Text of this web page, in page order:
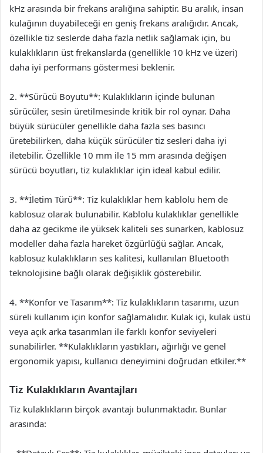
kHz arasında bir frekans aralığına sahiptir. Bu aralık, insan
kulağının duyabileceği en geniş frekans aralığıdır. Ancak,
özellikle tiz seslerde daha fazla netlik sağlamak için, bu
kulaklıkların üst frekanslarda (genellikle 10 kHz ve üzeri)
daha iyi performans göstermesi beklenir.
2. **Sürücü Boyutu**: Kulaklıkların içinde bulunan
sürücüler, sesin üretilmesinde kritik bir rol oynar. Daha
büyük sürücüler genellikle daha fazla ses basıncı
üretebilirken, daha küçük sürücüler tiz sesleri daha iyi
iletebilir. Özellikle 10 mm ile 15 mm arasında değişen
sürücü boyutları, tiz kulaklıklar için ideal kabul edilir.
3. **İletim Türü**: Tiz kulaklıklar hem kablolu hem de
kablosuz olarak bulunabilir. Kablolu kulaklıklar genellikle
daha az gecikme ile yüksek kaliteli ses sunarken, kablosuz
modeller daha fazla hareket özgürlüğü sağlar. Ancak,
kablosuz kulaklıkların ses kalitesi, kullanılan Bluetooth
teknolojisine bağlı olarak değişiklik gösterebilir.
4. **Konfor ve Tasarım**: Tiz kulaklıkların tasarımı, uzun
süreli kullanım için konfor sağlamalıdır. Kulak içi, kulak üstü
veya açık arka tasarımları ile farklı konfor seviyeleri
sunabilirler. **Kulaklıkların yastıkları, ağırlığı ve genel
ergonomik yapısı, kullanıcı deneyimini doğrudan etkiler.**
Tiz Kulaklıkların Avantajları
Tiz kulaklıkların birçok avantajı bulunmaktadır. Bunlar
arasında: